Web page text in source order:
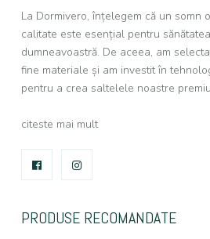
La Dormivero, înțelegem că un somn
calitate este esențial pentru
dumneavoastră. De aceea, am
fine materiale și am investit în
pentru a crea saltelele noastre
citeste mai mult
FACEBOOK
PRODUSE RECOMANDATE